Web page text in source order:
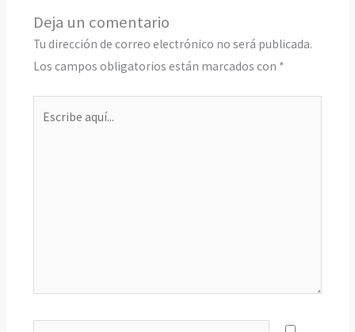
Deja un comentario
Tu dirección de correo electrónico no será publicada.
Los campos obligatorios están marcados con *